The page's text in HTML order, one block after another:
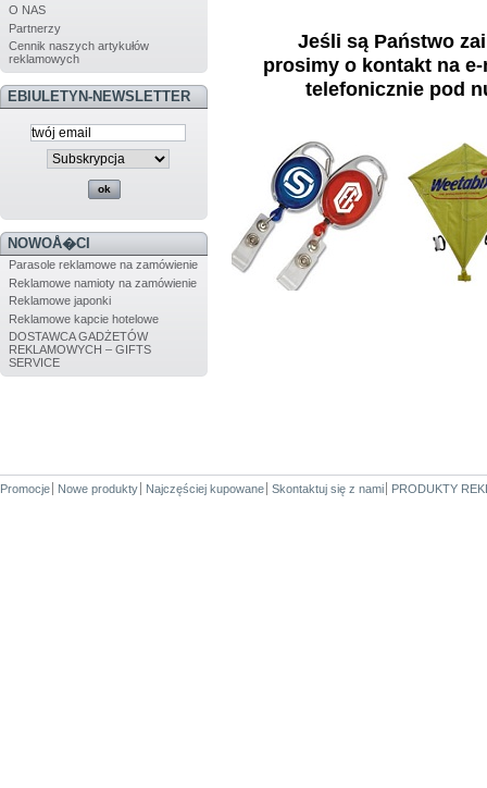
O NAS
Partnerzy
Cennik naszych artykułów
reklamowych
EBIULETYN-NEWSLETTER
NOWOÅ�CI
Parasole reklamowe na zamówienie
Reklamowe namioty na zamówienie
Reklamowe japonki
Reklamowe kapcie hotelowe
DOSTAWCA GADŻETÓW
REKLAMOWYCH – GIFTS
SERVICE
Jeśli są Państwo
prosimy o kontakt na
telefonicznie pod
Promocje Nowe produkty Najczęściej kupowane Skontaktuj się z nami PRODUKTY